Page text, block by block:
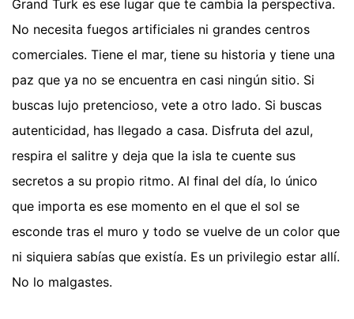
Grand Turk es ese lugar que te cambia la perspectiva.
No necesita fuegos artificiales ni grandes centros
comerciales. Tiene el mar, tiene su historia y tiene una
paz que ya no se encuentra en casi ningún sitio. Si
buscas lujo pretencioso, vete a otro lado. Si buscas
autenticidad, has llegado a casa. Disfruta del azul,
respira el salitre y deja que la isla te cuente sus
secretos a su propio ritmo. Al final del día, lo único
que importa es ese momento en el que el sol se
esconde tras el muro y todo se vuelve de un color que
ni siquiera sabías que existía. Es un privilegio estar allí.
No lo malgastes.